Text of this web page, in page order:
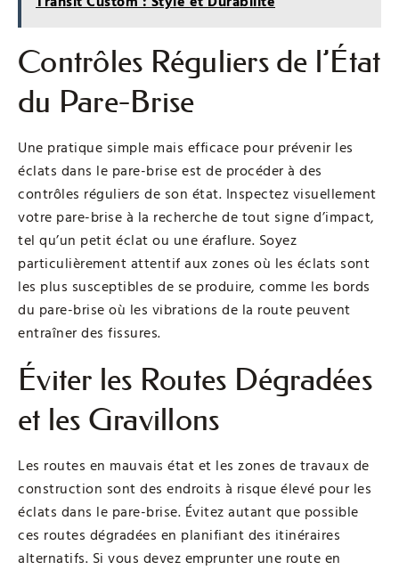
Contrôles Réguliers de l’État
du Pare-Brise
Une pratique simple mais efficace pour prévenir les
éclats dans le pare-brise est de procéder à des
contrôles réguliers de son état. Inspectez visuellement
votre pare-brise à la recherche de tout signe d’impact,
tel qu’un petit éclat ou une éraflure. Soyez
particulièrement attentif aux zones où les éclats sont
les plus susceptibles de se produire, comme les bords
du pare-brise où les vibrations de la route peuvent
entraîner des fissures.
Éviter les Routes Dégradées
et les Gravillons
Les routes en mauvais état et les zones de travaux de
construction sont des endroits à risque élevé pour les
éclats dans le pare-brise. Évitez autant que possible
ces routes dégradées en planifiant des itinéraires
alternatifs. Si vous devez emprunter une route en